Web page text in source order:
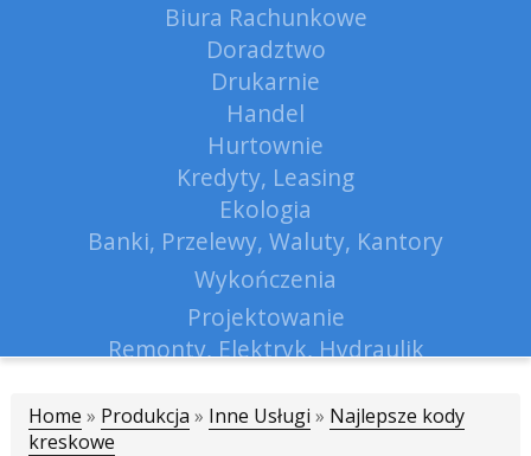
Biura Rachunkowe
Doradztwo
Drukarnie
Handel
Hurtownie
Kredyty, Leasing
Ekologia
Banki, Przelewy, Waluty, Kantory
Wykończenia
Projektowanie
Remonty, Elektryk, Hydraulik
Lokum
Home » Produkcja » Inne Usługi » Najlepsze kody
kreskowe